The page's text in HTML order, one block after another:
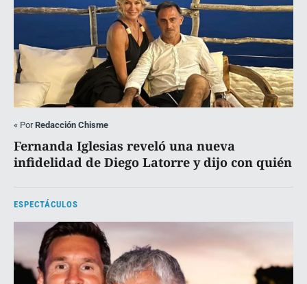
« PorRedacción Chisme
Fernanda Iglesias reveló una nueva
infidelidad de Diego Latorre y dijo con quién
ESPECTÁCULOS